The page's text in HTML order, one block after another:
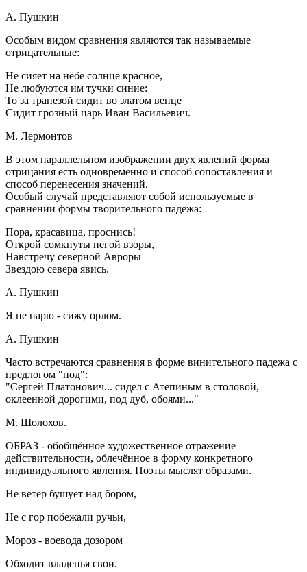
А. Пушкин
Особым видом сравнения являются так называемые
отрицательные:
Не сияет на нёбе солнце красное,
Не любуются им тучки синие:
То за трапезой сидит во златом венце
Сидит грозный царь Иван Васильевич.
М. Лермонтов
В этом параллельном изображении двух явлений форма
отрицания есть одновременно и способ сопоставления и
способ перенесения значений.
Особый случай представляют собой используемые в
сравнении формы творительного падежа:
Пора, красавица, проснись!
Открой сомкнуты негой взоры,
Навстречу северной Авроры
Звездою севера явись.
А. Пушкин
Я не парю - сижу орлом.
А. Пушкин
Часто встречаются сравнения в форме винительного падежа с
предлогом "под":
"Сергей Платонович... сидел с Атепиным в столовой,
оклеенной дорогими, под дуб, обоями..."
М. Шолохов.
ОБРАЗ - обобщённое художественное отражение
действительности, облечённое в форму конкретного
индивидуального явления. Поэты мыслят образами.
Не ветер бушует над бором,
Не с гор побежали ручьи,
Мороз - воевода дозором
Обходит владенья свои.